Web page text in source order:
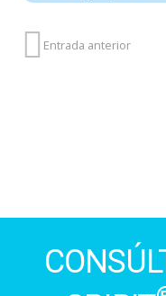
Entrada anterior